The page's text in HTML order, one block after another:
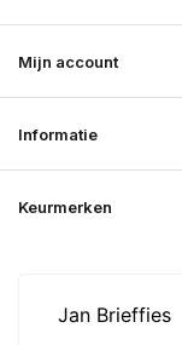
Mijn account
Informatie
Keurmerken